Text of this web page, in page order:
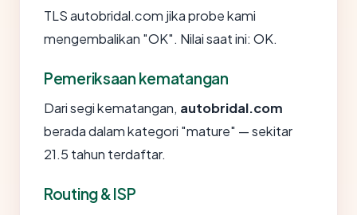
TLS autobridal.com jika probe kami
mengembalikan "OK". Nilai saat ini: OK.
Pemeriksaan kematangan
Dari segi kematangan, autobridal.com
berada dalam kategori "mature" — sekitar
21.5 tahun terdaftar.
Routing & ISP